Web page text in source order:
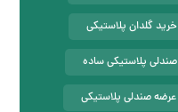
خرید گلدان پلاستیکی
صندلی پلاستیکی ساده
عرضه صندلی پلاستیکی